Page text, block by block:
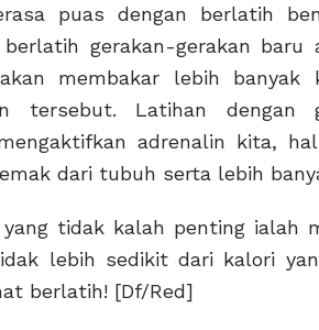
puas dengan berlatih
gerakan-gerakan
membakar lebih banyak
tersebut. Latihan dengan
adrenalin kita,
dari tubuh serta lebih
tidak kalah penting ialah
lebih sedikit dari kalori
berlatih! [Df/Red]